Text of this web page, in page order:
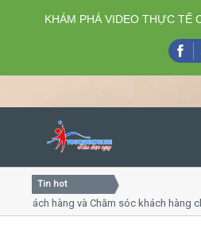
Close
Tin hot
hàng và Chăm sóc khách hàng chuyên
KHÁM PHÁ VIDEO THỰC TẾ